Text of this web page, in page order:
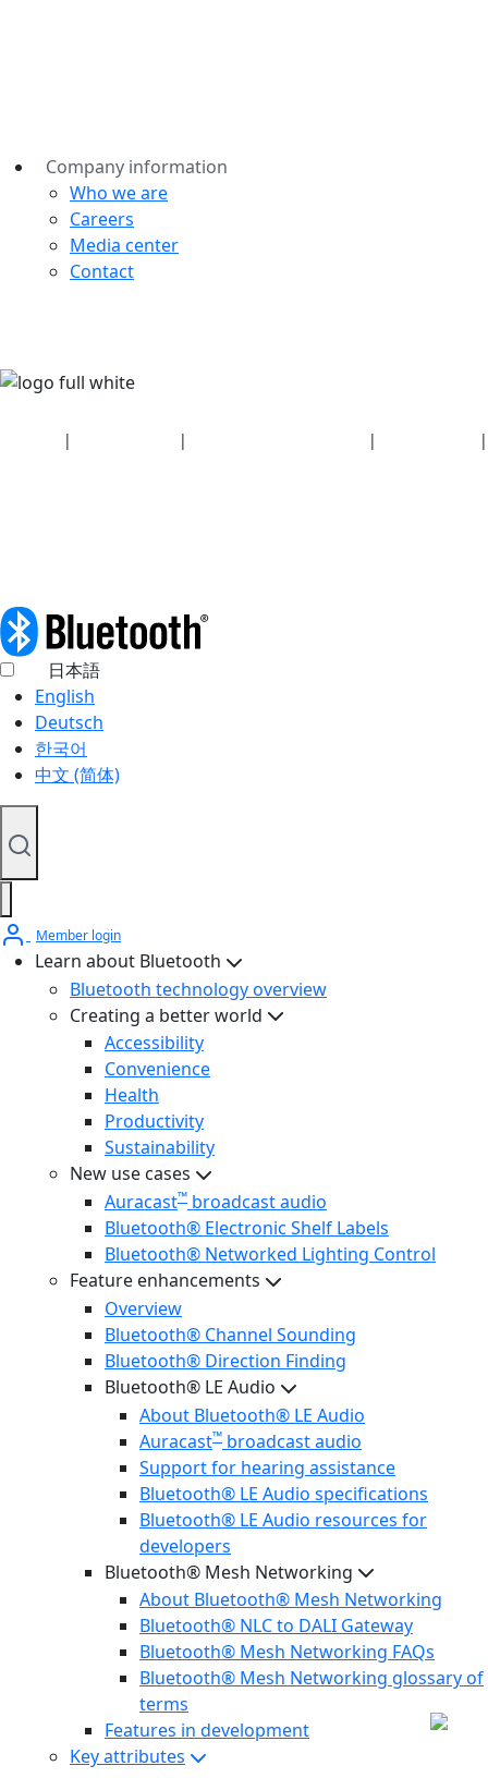
Company information
Who we are
Careers
Media center
Contact
| | |
|
日本語
English
Deutsch
한국어
中文 (简体)
Member login
Learn about Bluetooth
Bluetooth technology overview
Creating a better world
Accessibility
Convenience
Health
Productivity
Sustainability
New use cases
Auracast™ broadcast audio
Bluetooth® Electronic Shelf Labels
Bluetooth® Networked Lighting Control
Feature enhancements
Overview
Bluetooth® Channel Sounding
Bluetooth® Direction Finding
Bluetooth® LE Audio
About Bluetooth® LE Audio
Auracast™ broadcast audio
Support for hearing assistance
Bluetooth® LE Audio specifications
Bluetooth® LE Audio resources for
developers
Bluetooth® Mesh Networking
About Bluetooth® Mesh Networking
Bluetooth® NLC to DALI Gateway
Bluetooth® Mesh Networking FAQs
Bluetooth® Mesh Networking glossary of
terms
Features in development
Key attributes